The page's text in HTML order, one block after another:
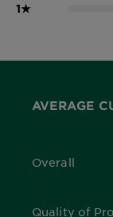
1★
AVERAGE
Overall
5,0 out of 5 stars
Quality of